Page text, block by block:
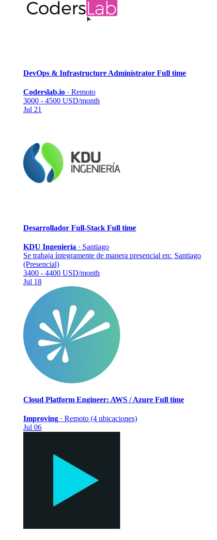
DevOps & Infrastructure Administrator Full time
Coderslab.io · Remoto
3000 - 4500 USD/month
Jul 21
Desarrollador Full-Stack Full time
KDU Ingeniería · Santiago
Se trabaja íntegramente de manera presencial en: Santiago
(Presencial)
3400 - 4400 USD/month
Jul 18
Cloud Platform Engineer: AWS / Azure Full time
Improving · Remoto (4 ubicaciones)
Jul 06